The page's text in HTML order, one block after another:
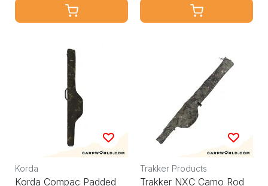
Korda
Korda Compac Padded
Trakker Products
Trakker NXC Camo Rod